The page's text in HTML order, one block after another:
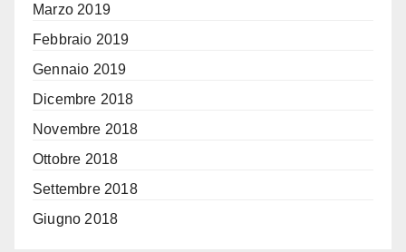
Marzo 2019
Febbraio 2019
Gennaio 2019
Dicembre 2018
Novembre 2018
Ottobre 2018
Settembre 2018
Giugno 2018